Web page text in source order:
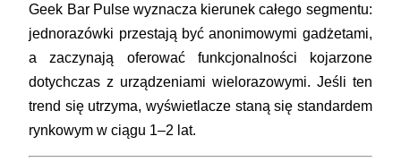
Geek Bar Pulse wyznacza kierunek całego segmentu:
jednorazówki przestają być anonimowymi gadżetami,
a zaczynają oferować funkcjonalności kojarzone
dotychczas z urządzeniami wielorazowymi. Jeśli ten
trend się utrzyma, wyświetlacze staną się standardem
rynkowym w ciągu 1–2 lat.